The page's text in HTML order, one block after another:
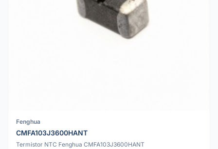
Fenghua
CMFA103J3600HANT
Termistor NTC Fenghua CMFA103J3600HANT